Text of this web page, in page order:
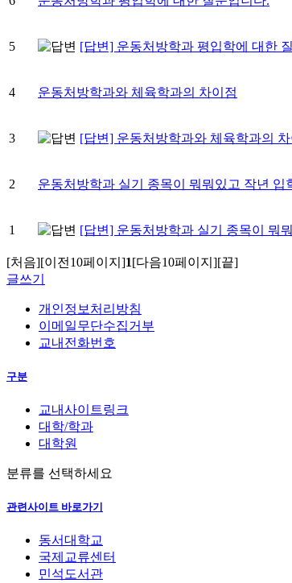
5 [답변] 운동처방학과 평입학에 대한
4 운동처방학과와 체육학과의 차이점
3 [답변] 운동처방학과와 체육학과의 차
2 운동처방학과 실기 종목이 뭐뭐있고 작년 입
1 [답변] 운동처방학과 실기 종목이 뭐
[처음][이전10페이지]1[다음10페이지][끝]
글쓰기
개인정보처리방침
이메일무단수집거부
교내전화번호
구분
교내사이트링크
대학/학과
대학원
분류를 선택하세요
관련사이트 바로가기
동서대학교
국제교류센터
민석도서관